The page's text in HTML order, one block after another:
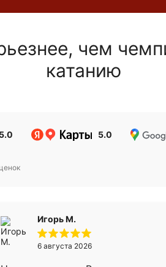
чем
катанию
5.0 5.0
Игорь М.
6 августа 2026